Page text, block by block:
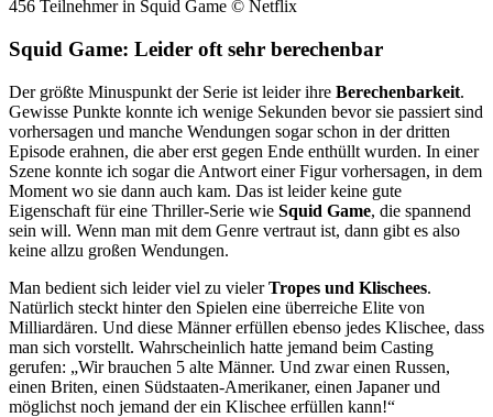
456 Teilnehmer in Squid Game © Netflix
Squid Game: Leider oft sehr berechenbar
Der größte Minuspunkt der Serie ist leider ihre Berechenbarkeit.
Gewisse Punkte konnte ich wenige Sekunden bevor sie passiert sind
vorhersagen und manche Wendungen sogar schon in der dritten
Episode erahnen, die aber erst gegen Ende enthüllt wurden. In einer
Szene konnte ich sogar die Antwort einer Figur vorhersagen, in dem
Moment wo sie dann auch kam. Das ist leider keine gute
Eigenschaft für eine Thriller-Serie wie Squid Game, die spannend
sein will. Wenn man mit dem Genre vertraut ist, dann gibt es also
keine allzu großen Wendungen.
Man bedient sich leider viel zu vielerTropes und Klischees.
Natürlich steckt hinter den Spielen eine überreiche Elite von
Milliardären. Und diese Männer erfüllen ebenso jedes Klischee, dass
man sich vorstellt. Wahrscheinlich hatte jemand beim Casting
gerufen: „Wir brauchen 5 alte Männer. Und zwar einen Russen,
einen Briten, einen Südstaaten-Amerikaner, einen Japaner und
möglichst noch jemand der ein Klischee erfüllen kann!“